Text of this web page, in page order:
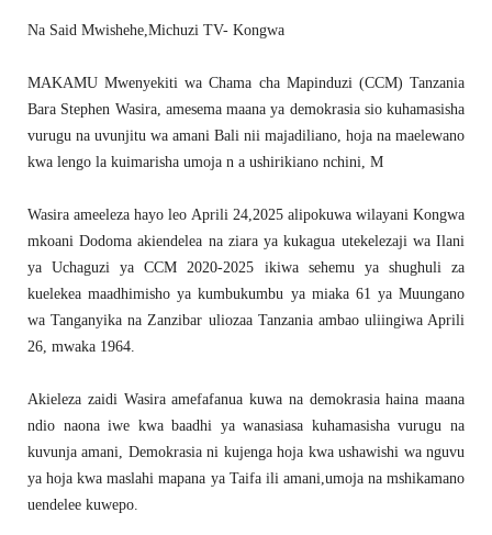
Na Said Mwishehe,Michuzi TV- Kongwa
MAKAMU Mwenyekiti wa Chama cha Mapinduzi (CCM) Tanzania
Bara Stephen Wasira, amesema maana ya demokrasia sio kuhamasisha
vurugu na uvunjitu wa amani Bali nii majadiliano, hoja na maelewano
kwa lengo la kuimarisha umoja n a ushirikiano nchini, M
Wasira ameeleza hayo leo Aprili 24,2025 alipokuwa wilayani Kongwa
mkoani Dodoma akiendelea na ziara ya kukagua utekelezaji wa Ilani
ya Uchaguzi ya CCM 2020-2025 ikiwa sehemu ya shughuli za
kuelekea maadhimisho ya kumbukumbu ya miaka 61 ya Muungano
wa Tanganyika na Zanzibar uliozaa Tanzania ambao uliingiwa Aprili
26, mwaka 1964.
Akieleza zaidi Wasira amefafanua kuwa na demokrasia haina maana
ndio naona iwe kwa baadhi ya wanasiasa kuhamasisha vurugu na
kuvunja amani, Demokrasia ni kujenga hoja kwa ushawishi wa nguvu
ya hoja kwa maslahi mapana ya Taifa ili amani,umoja na mshikamano
uendelee kuwepo.